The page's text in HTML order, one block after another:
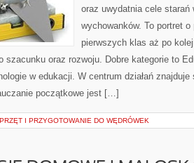
oraz uwydatnia cele starań
wychowanków. To portret
pierwszych klas aż po
szacunku oraz rozwoju. Dobre kategorie to
w edukacji. W centrum działań znajduje
początkowe jest […]
I PRZYGOTOWANIE DO WĘDRÓWEK